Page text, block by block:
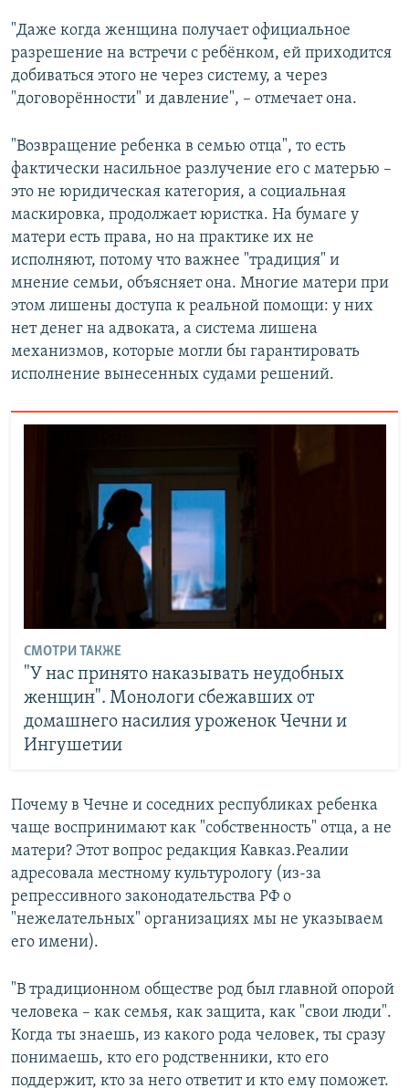
"Даже когда женщина получает официальное
разрешение на встречи с ребёнком, ей приходится
добиваться этого не через систему, а через
"договорённости" и давление", – отмечает она.
"Возвращение ребенка в семью отца", то есть
фактически насильное разлучение его с матерью –
это не юридическая категория, а социальная
маскировка, продолжает юристка. На бумаге у
матери есть права, но на практике их не
исполняют, потому что важнее "традиция" и
мнение семьи, объясняет она. Многие матери при
этом лишены доступа к реальной помощи: у них
нет денег на адвоката, а система лишена
механизмов, которые могли бы гарантировать
исполнение вынесенных судами решений.
СМОТРИ ТАКЖЕ
"У нас принято наказывать неудобных
женщин". Монологи сбежавших от
домашнего насилия уроженок Чечни и
Ингушетии
Почему в Чечне и соседних республиках ребенка
чаще воспринимают как "собственность" отца, а не
матери? Этот вопрос редакция Кавказ.Реалии
адресовала местному культурологу (из-за
репрессивного законодательства РФ о
"нежелательных" организациях мы не указываем
его имени).
"В традиционном обществе род был главной опорой
человека – как семья, как защита, как "свои люди".
Когда ты знаешь, из какого рода человек, ты сразу
понимаешь, кто его родственники, кто его
поддержит, кто за него ответит и кто ему поможет.